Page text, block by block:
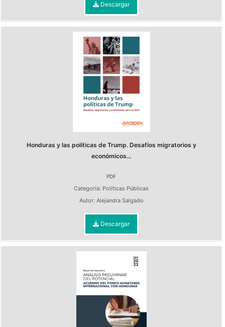
Descargar
Honduras y las políticas de Trump. Desafíos migratorios y
económicos...
PDF
Categoría: Políticas Públicas
Autor: Alejandra Salgado
Descargar